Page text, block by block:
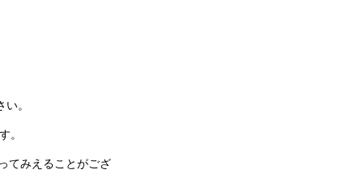
。
。
てみえることがござ